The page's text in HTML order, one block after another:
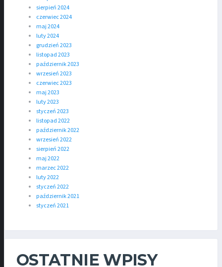
sierpień 2024
czerwiec 2024
maj 2024
luty 2024
grudzień 2023
listopad 2023
październik 2023
wrzesień 2023
czerwiec 2023
maj 2023
luty 2023
styczeń 2023
listopad 2022
październik 2022
wrzesień 2022
sierpień 2022
maj 2022
marzec 2022
luty 2022
styczeń 2022
październik 2021
styczeń 2021
OSTATNIE WPISY